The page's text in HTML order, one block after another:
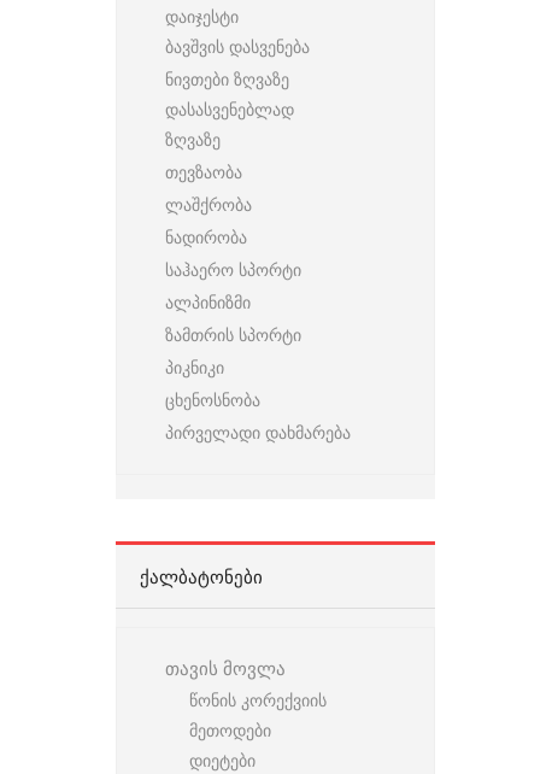
დაიჯესტი
ბავშვის დასვენება
ნივთები ზღვაზე
დასასვენებლად
ზღვაზე
თევზაობა
ლაშქრობა
ნადირობა
საჰაერო სპორტი
ალპინიზმი
ზამთრის სპორტი
პიკნიკი
ცხენოსნობა
პირველადი დახმარება
ᲥᲐᲚᲑᲐᲢᲝᲜᲔᲑᲘ
თავის მოვლა
წონის კორექვიის
მეთოდები
დიეტები